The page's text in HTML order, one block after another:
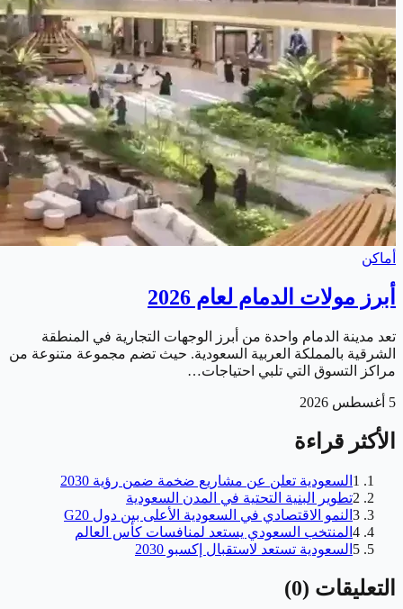
أماكن
أبرز مولات الدمام لعام 2026
تعد مدينة الدمام واحدة من أبرز الوجهات التجارية في المنطقة
الشرقية بالمملكة العربية السعودية. حيث تضم مجموعة متنوعة من
مراكز التسوق التي تلبي احتياجات…
5 أغسطس 2026
الأكثر قراءة
1 السعودية تعلن عن مشاريع ضخمة ضمن رؤية 2030
2تطوير البنية التحتية في المدن السعودية
3 النمو الاقتصادي في السعودية الأعلى بين دول G20
4 المنتخب السعودي يستعد لمنافسات كأس العالم
5 السعودية تستعد لاستقبال إكسبو 2030
التعليقات (
0
)